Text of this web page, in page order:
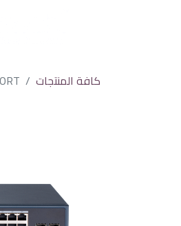
كافة المنتجات